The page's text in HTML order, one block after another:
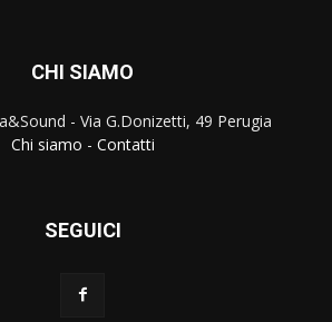
CHI SIAMO
- Via G.Donizetti, 49 Perugia
Chi siamo - Contatti
SEGUICI